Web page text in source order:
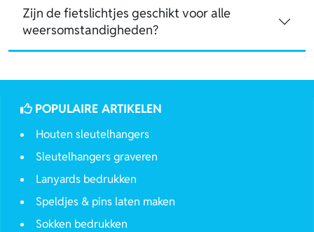
Zijn de fietslichtjes geschikt voor alle
weersomstandigheden?
POPULAIRE ARTIKELEN
Houten sleutelhangers
Sleutelhangers graveren
Lanyards bedrukken
Speldjes & pins laten maken
Sokken bedrukken